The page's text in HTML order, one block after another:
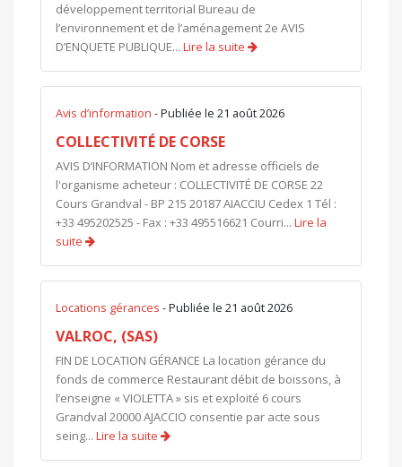
développement territorial Bureau de
l’environnement et de l’aménagement 2e AVIS
D’ENQUETE PUBLIQUE... Lire la suite
Avis d’information - Publiée le 21 août 2026
COLLECTIVITÉ DE CORSE
AVIS D’INFORMATION Nom et adresse officiels de
l'organisme acheteur : COLLECTIVITÉ DE CORSE 22
Cours Grandval - BP 215 20187 AIACCIU Cedex 1 Tél :
+33 495202525 - Fax : +33 495516621 Courri... Lire la
suite
Locations gérances - Publiée le 21 août 2026
VALROC, (SAS)
FIN DE LOCATION GÉRANCE La location gérance du
fonds de commerce Restaurant débit de boissons, à
l’enseigne « VIOLETTA » sis et exploité 6 cours
Grandval 20000 AJACCIO consentie par acte sous
seing... Lire la suite